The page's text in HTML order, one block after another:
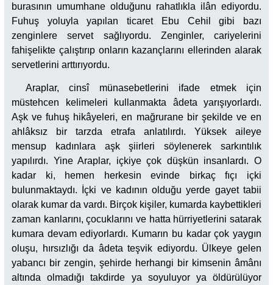
burasının umumhane olduğunu rahatlıkla ilân ediyordu.
Fuhuş yoluyla yapılan ticaret Ebu Cehil gibi bazı
zenginlere servet sağlıyordu. Zenginler, cariyelerini
fahişelikte çalıştırıp onların kazançlarını ellerinden alarak
servetlerini arttırıyordu.
Araplar, cinsî münasebetlerini ifade etmek için
müstehcen kelimeleri kullanmakta âdeta yarışıyorlardı.
Aşk ve fuhuş hikâyeleri, en mağrurane bir şekilde ve en
ahlâksız bir tarzda etrafa anlatılırdı. Yüksek aileye
mensup kadınlara aşk şiirleri söylenerek sarkıntılık
yapılırdı. Yine Araplar, içkiye çok düşkün insanlardı. O
kadar ki, hemen herkesin evinde birkaç fıçı içki
bulunmaktaydı. İçki ve kadının olduğu yerde gayet tabii
olarak kumar da vardı. Birçok kişiler, kumarda kaybettikleri
zaman kanlarını, çocuklarını ve hatta hürriyetlerini satarak
kumara devam ediyorlardı. Kumarın bu kadar çok yaygın
oluşu, hırsızlığı da âdeta teşvik ediyordu. Ülkeye gelen
yabancı bir zengin, şehirde herhangi bir kimsenin âmânı
altında olmadığı takdirde ya soyuluyor ya öldürülüyor